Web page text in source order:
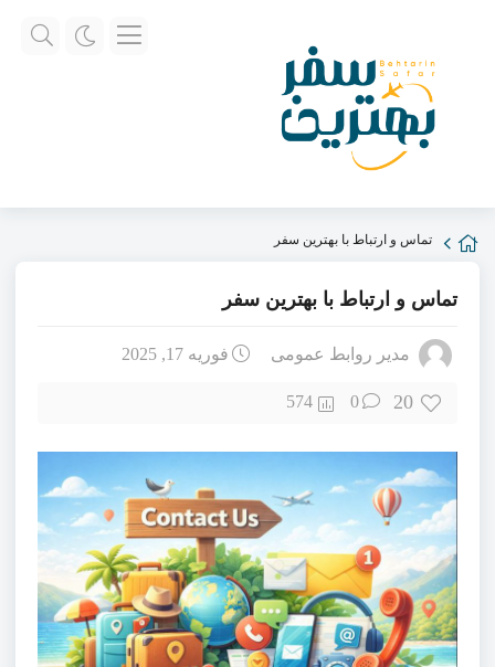
تماس و ارتباط با بهترین سفر
تماس و ارتباط با بهترین سفر
مدیر روابط عمومی فوریه 17, 2025
20
0
574